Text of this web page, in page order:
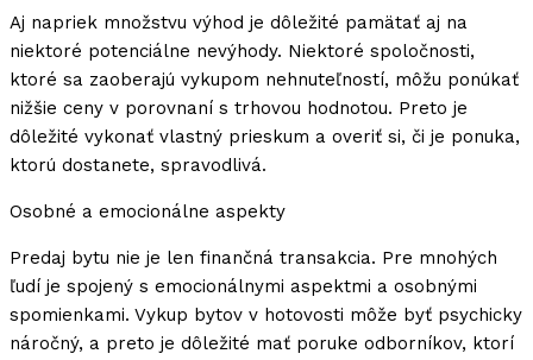
Aj napriek množstvu výhod je dôležité pamätať aj na
niektoré potenciálne nevýhody. Niektoré spoločnosti,
ktoré sa zaoberajú vykupom nehnuteľností, môžu ponúkať
nižšie ceny v porovnaní s trhovou hodnotou. Preto je
dôležité vykonať vlastný prieskum a overiť si, či je ponuka,
ktorú dostanete, spravodlivá.
Osobné a emocionálne aspekty
Predaj bytu nie je len finančná transakcia. Pre mnohých
ľudí je spojený s emocionálnymi aspektmi a osobnými
spomienkami. Vykup bytov v hotovosti môže byť psychicky
náročný, a preto je dôležité mať poruke odborníkov, ktorí